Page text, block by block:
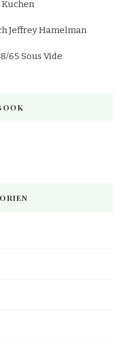
Jeffrey Hamelman
65 Sous Vide